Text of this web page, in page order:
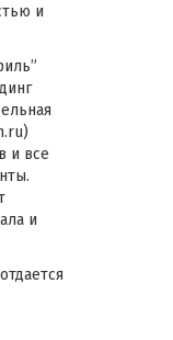
и
и все
и